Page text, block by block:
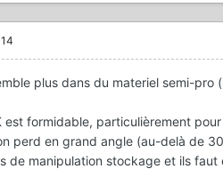
plus dans du materiel semi-
est formidable, particulièrement
perd en grand angle (au-delà de
de manipulation stockage et ils